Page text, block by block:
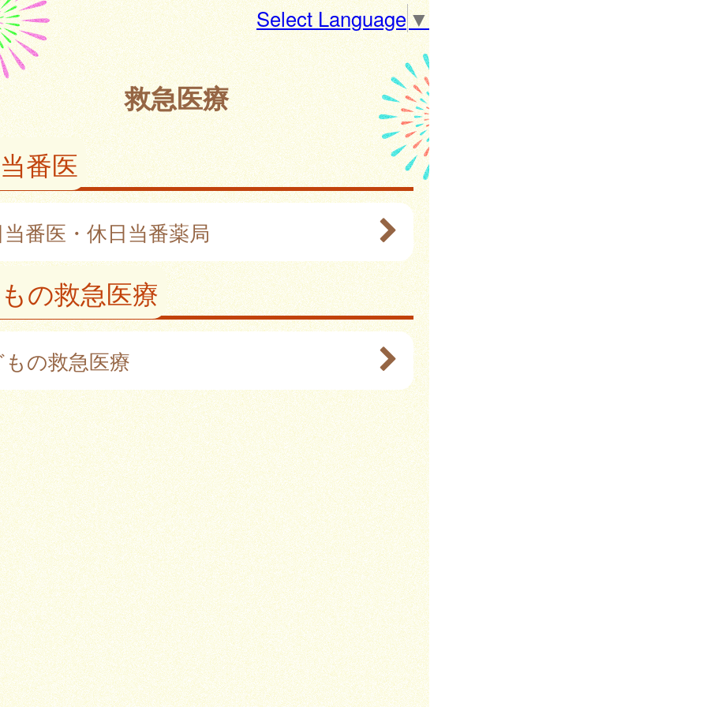
Select Language▼
救急医療
番医
番医・休日当番薬局
の救急医療
の救急医療